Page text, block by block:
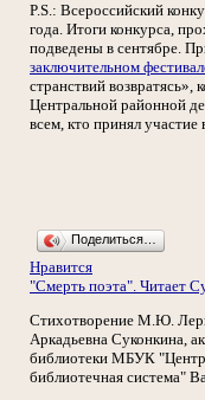
P.S.: Всероссийский
года. Итоги конкурса,
подведены в сентябре.
заключительном
странствий возвратясь»,
Центральной районной
всем, кто принял участие
Поделиться…
Нравится
"Смерть поэта". Читает
Стихотворение М.Ю.
Аркадьевна Суконкина,
библиотеки МБУК
библиотечная система"